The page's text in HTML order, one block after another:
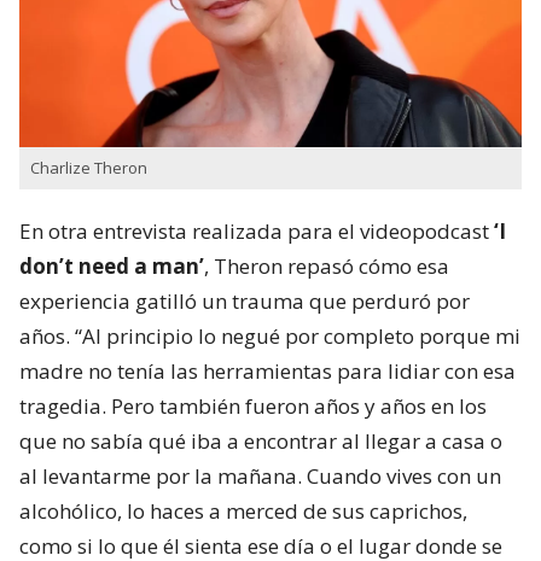
Charlize Theron
En otra entrevista realizada para el videopodcast‘I
don’t need a man’, Theron repasó cómo esa
experiencia gatilló un trauma que perduró por
años. “Al principio lo negué por completo porque mi
madre no tenía las herramientas para lidiar con esa
tragedia. Pero también fueron años y años en los
que no sabía qué iba a encontrar al llegar a casa o
al levantarme por la mañana. Cuando vives con un
alcohólico, lo haces a merced de sus caprichos,
como si lo que él sienta ese día o el lugar donde se